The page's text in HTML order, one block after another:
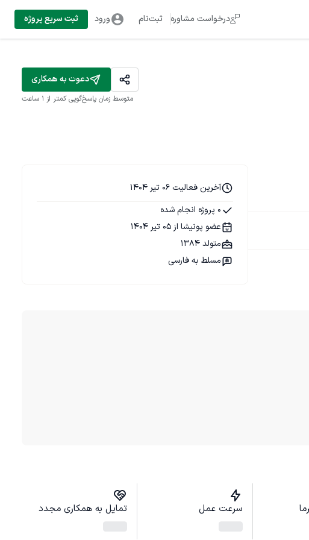
درخواست مشاوره ثبت‌نام ورود ثبت سریع پروژه
دعوت به همکاری
متوسط زمان پاسخ‌گویی کمتر از 1 ساعت
آخرین فعالیت 06 تیر 1404
0 پروژه انجام شده
عضو پونیشا از 05 تیر 1404
متولد 1384
مسلط به فارسی
سرعت عمل تمایل به همکاری مجدد